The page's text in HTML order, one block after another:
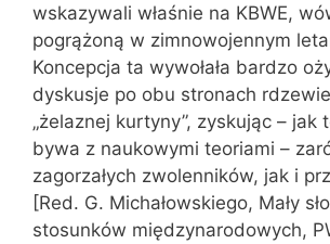
wskazywali właśnie na KBWE,
pogrążoną w zimnowojennym
Koncepcja ta wywołała bardzo
dyskusje po obu stronach
„żelaznej kurtyny”, zyskując – jak
bywa z naukowymi teoriami –
zagorzałych zwolenników, jak i
[Red. G. Michałowskiego, Mały
stosunków międzynarodowych,